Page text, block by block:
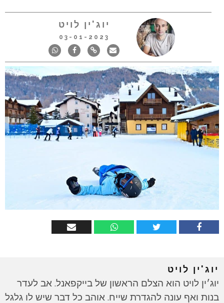
יוג'ין לויט
03-01-2023
יוג'ין לויט
יוג׳ין לויט הוא הצלם הראשון של בייקפאנל. אב לעדר
בנות ואף עונה להגדרת שייח. אוהב כל דבר שיש לו גלגל